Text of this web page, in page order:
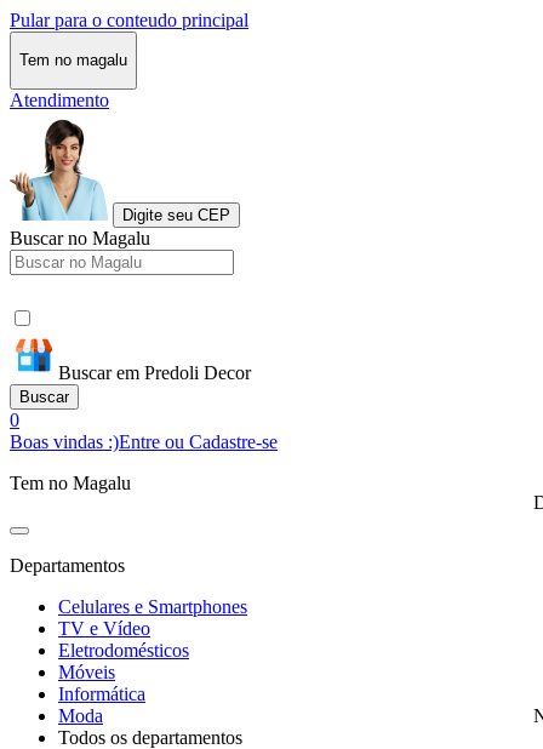
Pular para o conteudo principal
Tem no magalu
Atendimento
Digite seu CEP
Buscar no Magalu
Buscar em Predoli Decor
Buscar
0
Boas vindas :)Entre ou Cadastre-se
Tem no Magalu
Departamentos
Celulares e Smartphones
TV e Vídeo
Eletrodomésticos
Móveis
Informática
Moda
Todos os departamentos